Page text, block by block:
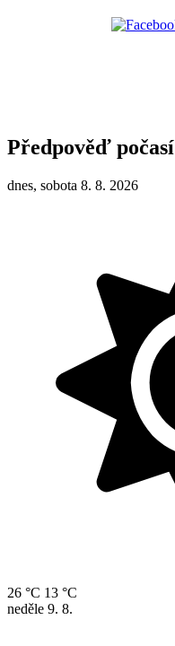
Předpověď počasí
dnes, sobota 8. 8. 2026
26 °C 13 °C
neděle 9. 8.